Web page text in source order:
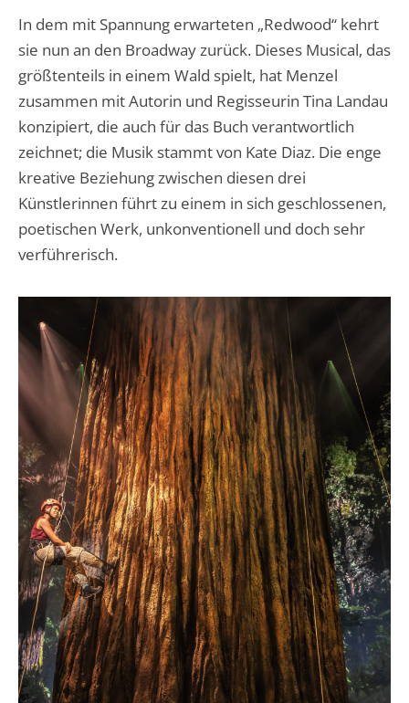
In dem mit Spannung erwarteten „Redwood“ kehrt
sie nun an den Broadway zurück. Dieses Musical, das
größtenteils in einem Wald spielt, hat Menzel
zusammen mit Autorin und Regisseurin Tina Landau
konzipiert, die auch für das Buch verantwortlich
zeichnet; die Musik stammt von Kate Diaz. Die enge
kreative Beziehung zwischen diesen drei
Künstlerinnen führt zu einem in sich geschlossenen,
poetischen Werk, unkonventionell und doch sehr
verführerisch.